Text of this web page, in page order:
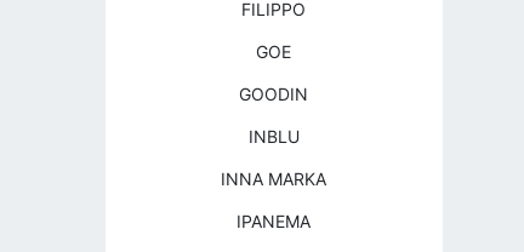
FILIPPO
GOE
GOODIN
INBLU
INNA MARKA
IPANEMA